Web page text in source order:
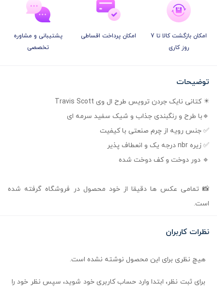
امکان بازگشت کالا تا 7
روز کاری
امکان پرداخت اقساطی
پشتیبانی و مشاوره
تخصصی
توضیحات
✴️ کتانی نایک جردن ترویس طرح ال وی Travis Scott
🔹با طرح و رنگبندی جذاب و شیک سفید سرمه ای
✅ جنس رویه از چرم صنعتی با کیفیت
✅ زیره nbr درجه یک و انعطاف پذیر
🔹 دور دوخت و کف دوخت شده
📸 تمامی عکس ها دقیقا از خود محصول در فروشگاه گرفته شده
است.
نظرات کاربران
هیچ نظری برای این محصول نوشته نشده است.
برای ثبت نظر، ابتدا وارد حساب کاربری خود شوید، سپس نظر خود را